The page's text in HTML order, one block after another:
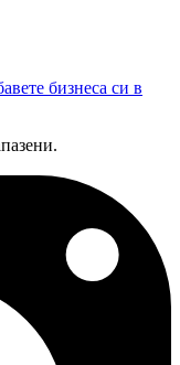
бизнеса си в